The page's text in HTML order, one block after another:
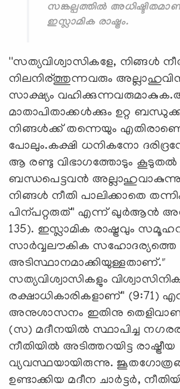
സങ്കല്പത്തിൽ
ഇസ്ലാമിക രാഷ്ട്രം.
''സത്യവിശ്വാസികളേ, നിങ്ങൾ
നിലനിര്ത്തുന്നവരും
സാക്ഷ്യം
മാതാപിതാക്കൾക്കും ഉറ്റ
നിങ്ങൾക്ക് തന്നെയും
പോലും.കക്ഷി ധനികനോ
ആ രണ്ടു വിഭാഗത്തോടും കൂടുതൽ
ബന്ധപെട്ടവൻ
നിങ്ങൾ നീതി പാലിക്കാതെ
പിന്പറ്റരുത്'' എന്ന് ഖുർആൻ
135). ഇസ്ലാമിക രാഷ്ട്രവും
സാർവ്വലൗകിക സഹോദര്യത്തെ
അടിസ്ഥാനമാക്കിയുള്ളതാണ്."
സത്യവിശ്വാസികളും
രക്ഷാധികാരികളാണ്'' (9:71)
അനുശാസനം ഇതിനു
(സ) മദീനയിൽ സ്ഥാപിച്ച
നീതിയിൽ അടിത്തറയിട്ട രാഷ്ട്രീയ
വ്യവസ്ഥയായിരുന്നു.
ഉണ്ടാക്കിയ മദീന ചാർട്ടർ,